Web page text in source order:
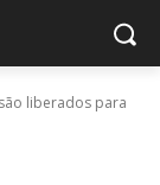
liberados para